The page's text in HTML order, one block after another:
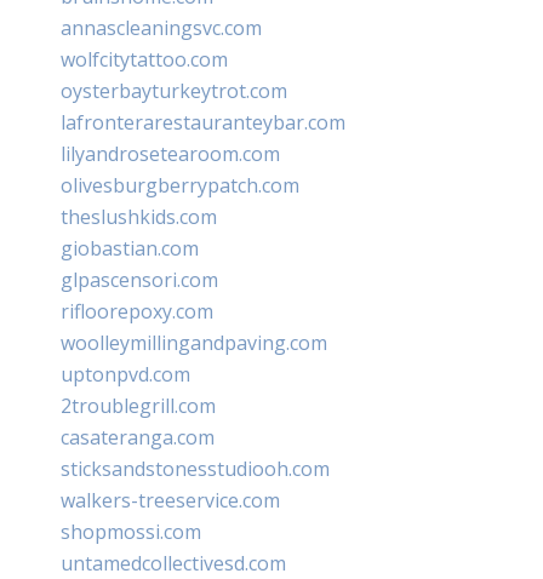
annascleaningsvc.com
wolfcitytattoo.com
oysterbayturkeytrot.com
lafronterarestauranteybar.com
lilyandrosetearoom.com
olivesburgberrypatch.com
theslushkids.com
giobastian.com
glpascensori.com
rifloorepoxy.com
woolleymillingandpaving.com
uptonpvd.com
2troublegrill.com
casateranga.com
sticksandstonesstudiooh.com
walkers-treeservice.com
shopmossi.com
untamedcollectivesd.com